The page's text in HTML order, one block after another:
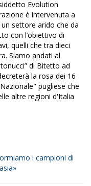
Evolution
è intervenuta a
un settore arido che da
con l’obiettivo di
quelli che tra dieci
Siamo andati al
di Bitetto ad
la rosa dei 16
pugliese che
altre regioni d'Italia
i campioni di